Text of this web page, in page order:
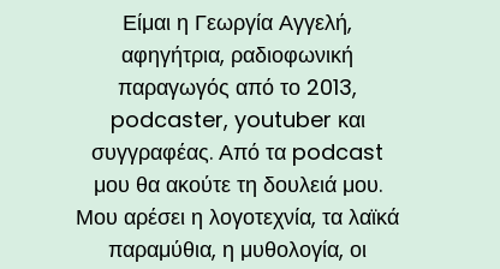
Είμαι η Γεωργία Αγγελή,
αφηγήτρια, ραδιοφωνική
παραγωγός από το 2013,
podcaster, youtuber και
συγγραφέας. Από τα podcast
μου θα ακούτε τη δουλειά μου.
Μου αρέσει η λογοτεχνία, τα λαϊκά
παραμύθια, η μυθολογία, οι